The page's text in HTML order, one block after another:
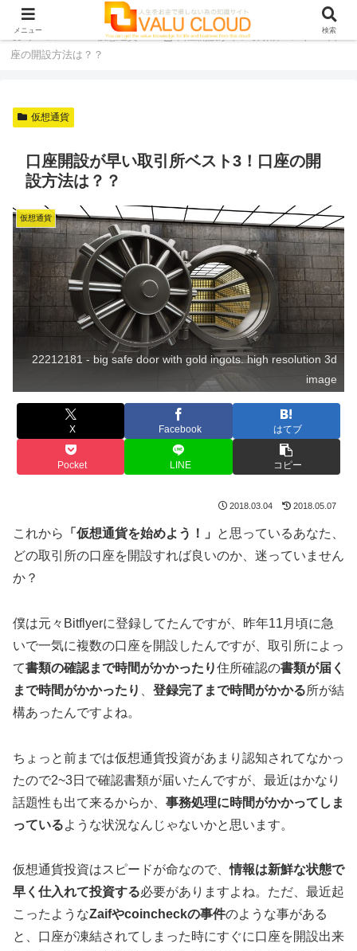
ホーム 仮想通貨
口座開設が早い取引所ベスト3！口
座の開設方法は？？
仮想通貨
口座開設が早い取引所ベスト3！口座の開
設方法は？？
仮想通貨
22212181 - big safe door with gold ingots. high resolution 3d
image
X Facebook はてブ
Pocket LINE コピー
2018.03.04 2018.05.07
これから 「仮想通貨を始めよう！」
と思っているあなた、
どの取引所の口座を開設すれば良いのか、迷っていません
か？
僕は元々Bitflyerに登録してたんですが、昨年11月頃に急
いで一気に複数の口座を開設したんですが、取引所によっ
て書類の確認まで時間がかかったり住所確認の書類が届く
まで時間がかかったり
登録完了まで時間がかかる所が結
構あったんですよね。
ちょっと前までは仮想通貨投資があまり認知されてなかっ
たので2~3日で確認書類が届いたんですが、最近はかなり
話題性も出て来るからか、 事務処理に時間がかかってしま
っているような状況なんじゃないかと思います。
仮想通貨投資はスピードが命なので、情報は新鮮な状態で
早く仕入れて投資する必要がありますよね。ただ、最近起
こったようなZaifやcoincheckの事件のような事がある
と、口座が凍結されてしまった時にすぐに口座を開設出来
メニュー 検索